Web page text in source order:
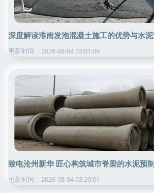
深度解读淮南发泡混凝土施工的优势与水
更新时间：2026-08-04 03:01:09
致电沧州新华 匠心构筑城市脊梁的水泥预
更新时间：2026-08-04 03:20:01